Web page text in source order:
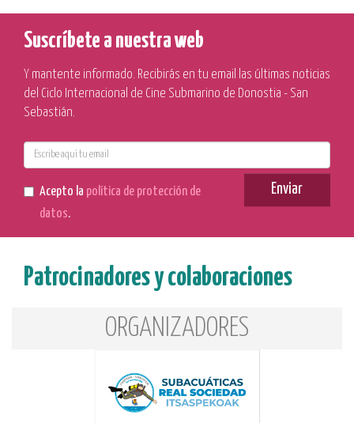
Suscríbete a nuestra web
Y mantente informado. Recibirás en tu email las últimas noticias
del Ciclo Internacional de Cine Submarino de Donostia - San
Sebastián.
Acepto la política de protección de
datos.
Enviar
Patrocinadores y colaboraciones
ORGANIZADORES